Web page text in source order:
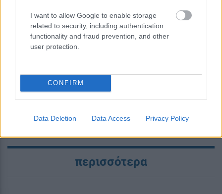
I want to allow Google to enable storage
related to security, including authentication
functionality and fraud prevention, and other
user protection.
CONFIRM
Data Deletion Data Access Privacy Policy
Εφαρμογές Android ενδέχεται να
μοιράζονται δεδομένα τοποθεσίας
περισσότερα